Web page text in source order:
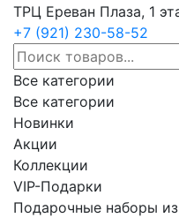
ТРЦ Ереван Плаза, 1
+7 (921) 230-58-52
Все категории
Все категории
Новинки
Акции
Коллекции
VIP-Подарки
Подарочные наборы